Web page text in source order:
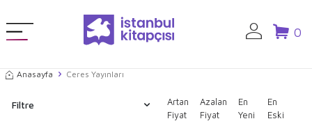
0
Anasayfa Ceres Yayınları
Filtre
Artan
Fiyat
Azalan
Fiyat
En
Yeni
En
Eski